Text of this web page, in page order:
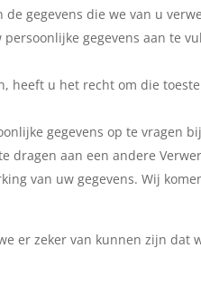
gegevens die we van u
gegevens aan te
heeft u het recht om die
gegevens op te vragen
dragen aan een andere
van uw gegevens. Wij
er zeker van kunnen zijn dat